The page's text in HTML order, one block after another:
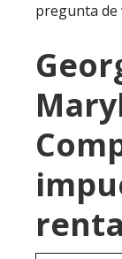
pregunta de
renta